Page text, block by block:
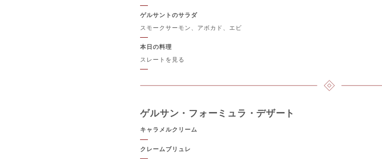
ゲルサントのサラダ
スモークサーモン、アボカド、エビ
本日の料理
スレートを見る
ゲルサン・フォーミュラ・デザート
キャラメルクリーム
クレームブリュレ